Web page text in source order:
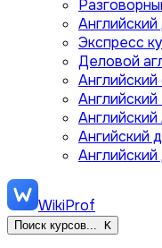
Экспресс
Деловой
Ангийский
Английский
WikiProf
Поиск курсов... K